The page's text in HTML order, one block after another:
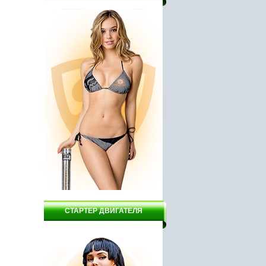
Насос WBR VOP 400
СТАРТЕР ДВИГАТЕЛЯ